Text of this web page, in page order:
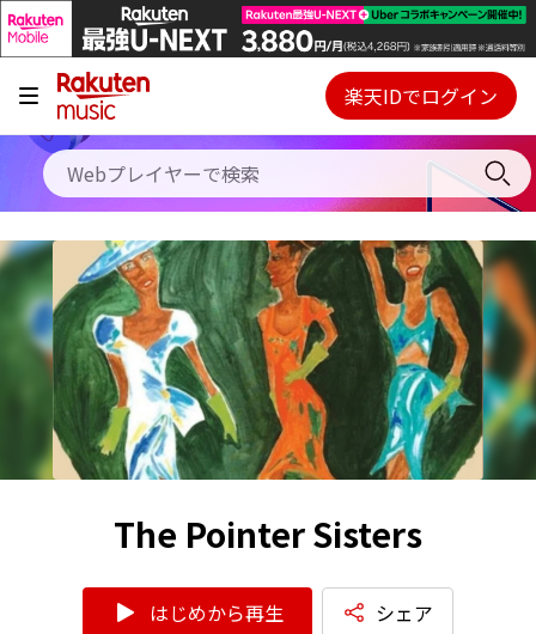
キャンペーン
料金プラン
使い方
初回30日間無料お試し
Webプレイヤー
ご契約内容の確認・変更
楽天IDでログイン
The Pointer Sisters
はじめから再生 シェア